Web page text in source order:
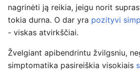
nagrinėti ją reikia, jeigu norit
tokia durna. O dar yra pozityvi
- viskas atvirkščiai.
Žvelgiant apibendrintu žvilgsniu,
simptomatika pasireiškia visokiais